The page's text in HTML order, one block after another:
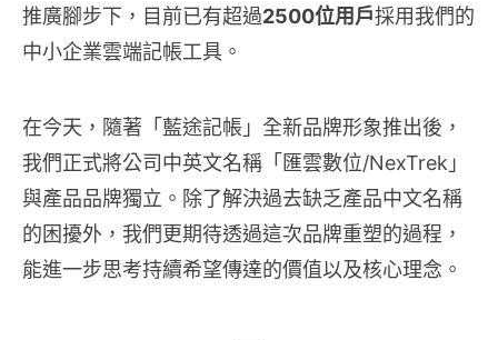
推廣腳步下，目前已有超過2500位用戶採用我們的
中小企業雲端記帳工具。
在今天，隨著「藍途記帳」全新品牌形象推出後，
我們正式將公司中英文名稱「匯雲數位/NexTrek」
與產品品牌獨立。除了解決過去缺乏產品中文名稱
的困擾外，我們更期待透過這次品牌重塑的過程，
能進一步思考持續希望傳達的價值以及核心理念。